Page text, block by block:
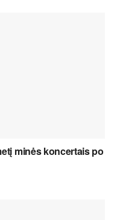
minės koncertais po